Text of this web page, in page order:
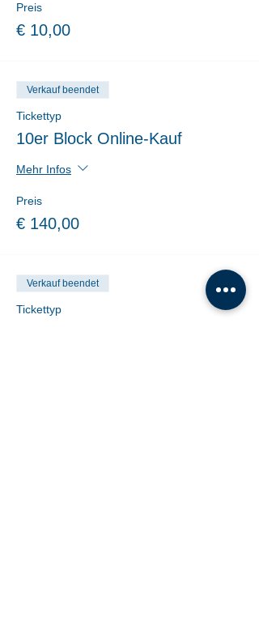
Preis
€ 10,00
Verkauf beendet
Tickettyp
10er Block Online-Kauf
Mehr Infos
Preis
€ 140,00
Verkauf beendet
Tickettyp